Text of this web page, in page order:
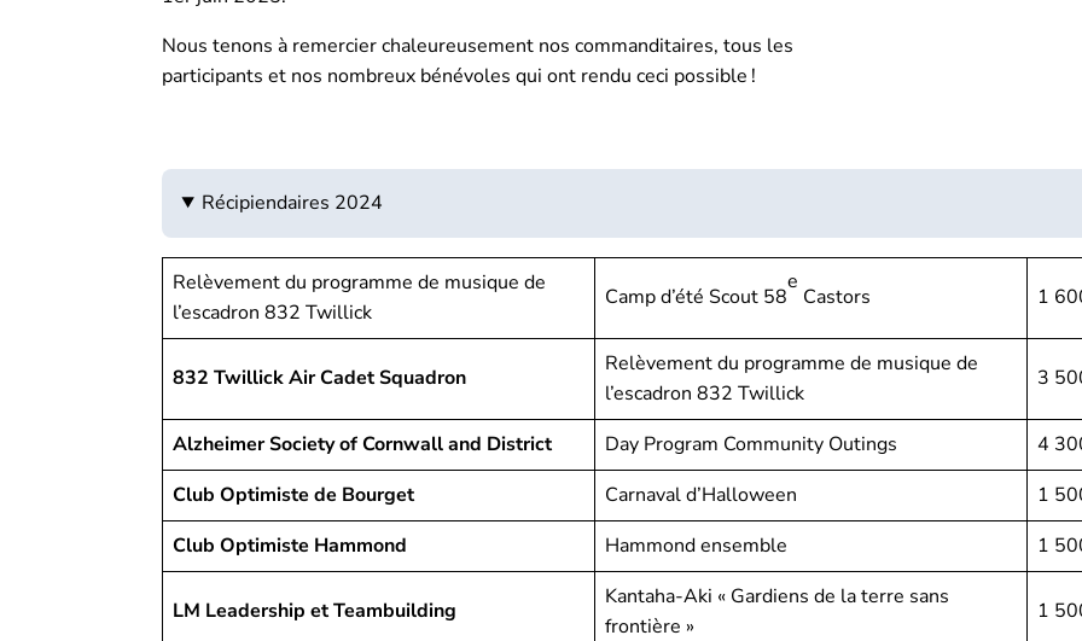
Nous tenons à remercier chaleureusement nos commanditaires, tous les
participants et nos nombreux bénévoles qui ont rendu ceci possible !
Récipiendaires 2024
Relèvement du programme de musique de
l’escadron 832 Twillick
Camp d’été Scout 58
e
Castors 1
832 Twillick Air Cadet Squadron
Relèvement du programme de musique de
l’escadron 832 Twillick
3
Alzheimer Society of Cornwall and District Day Program Community Outings
4
Club Optimiste de Bourget
Carnaval d’Halloween
1
Club Optimiste Hammond
Hammond ensemble 1
LM Leadership et Teambuilding
Kantaha-Aki « Gardiens de la terre sans
frontière »
1